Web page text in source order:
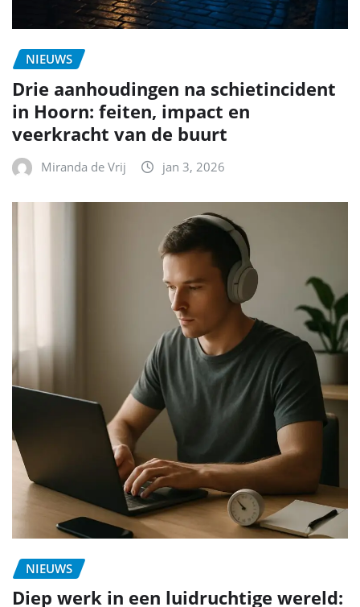
NIEUWS
Drie aanhoudingen na schietincident
in Hoorn: feiten, impact en
veerkracht van de buurt
Miranda de Vrij jan 3, 2026
NIEUWS
Diep werk in een luidruchtige wereld: